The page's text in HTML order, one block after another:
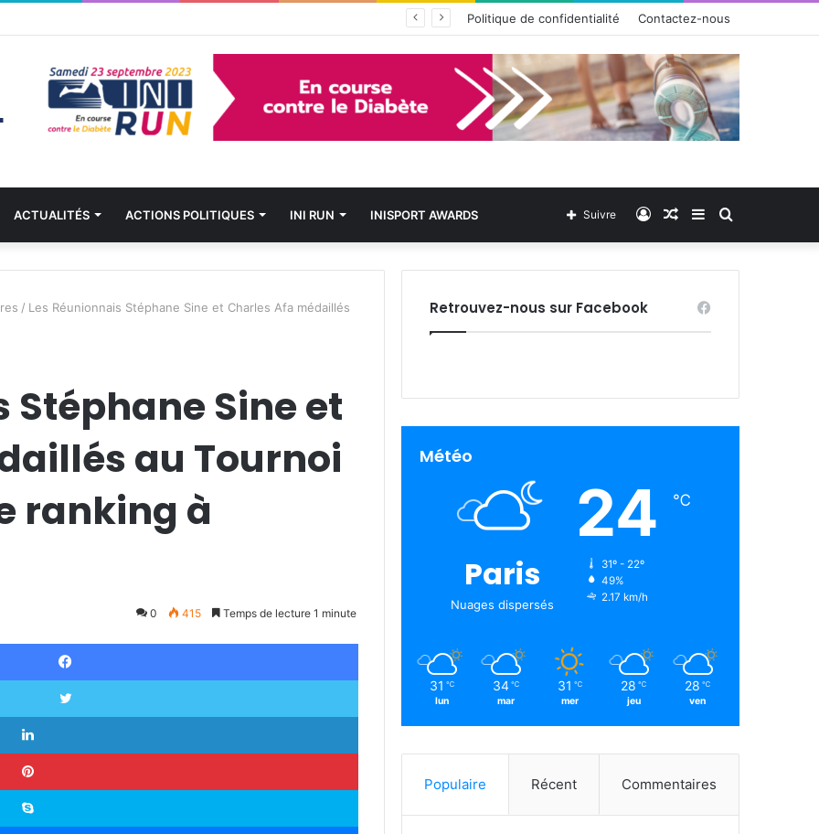
Politique de confidentialité Contactez-nous
ACTUALITÉS ACTIONS POLITIQUES INI RUN INISPORT AWARDS Sidebar
(barre
Article
Aléatoire
Connexion
Suivre
/ Les Réunionnais Stéphane Sine et Charles Afa médaillés
Stéphane Sine et
au Tournoi
ranking à
0 415 Temps de lecture 1 minute
Retrouvez-nous sur Facebook
Météo
Paris
Nuages ​​dispersés
24 ℃
31º - 22º
49%
2.17 km/h
31 ℃
lun
34 ℃
mar
31 ℃
mer
28 ℃
jeu
28 ℃
ven
Populaire Récent Commentaires